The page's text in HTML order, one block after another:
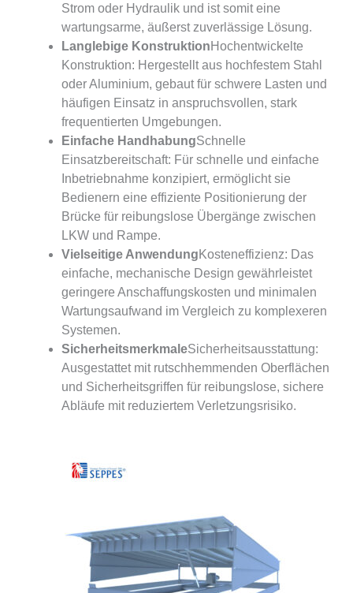
Strom oder Hydraulik und ist somit eine
wartungsarme, äußerst zuverlässige Lösung.
Langlebige Konstruktion Hochentwickelte
Konstruktion: Hergestellt aus hochfestem Stahl
oder Aluminium, gebaut für schwere Lasten und
häufigen Einsatz in anspruchsvollen, stark
frequentierten Umgebungen.
Einfache HandhabungSchnelle
Einsatzbereitschaft: Für schnelle und einfache
Inbetriebnahme konzipiert, ermöglicht sie
Bedienern eine effiziente Positionierung der
Brücke für reibungslose Übergänge zwischen
LKW und Rampe.
Vielseitige Anwendung Kosteneffizienz: Das
einfache, mechanische Design gewährleistet
geringere Anschaffungskosten und minimalen
Wartungsaufwand im Vergleich zu komplexeren
Systemen.
SicherheitsmerkmaleSicherheitsausstattung:
Ausgestattet mit rutschhemmenden Oberflächen
und Sicherheitsgriffen für reibungslose, sichere
Abläufe mit reduziertem Verletzungsrisiko.